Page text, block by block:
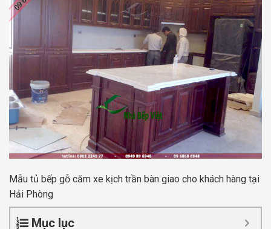
Mẫu tủ bếp gỗ căm xe kịch trần bàn giao cho khách hàng tại
Hải Phòng
Mục lục